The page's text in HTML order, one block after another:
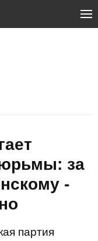
за
-
партия